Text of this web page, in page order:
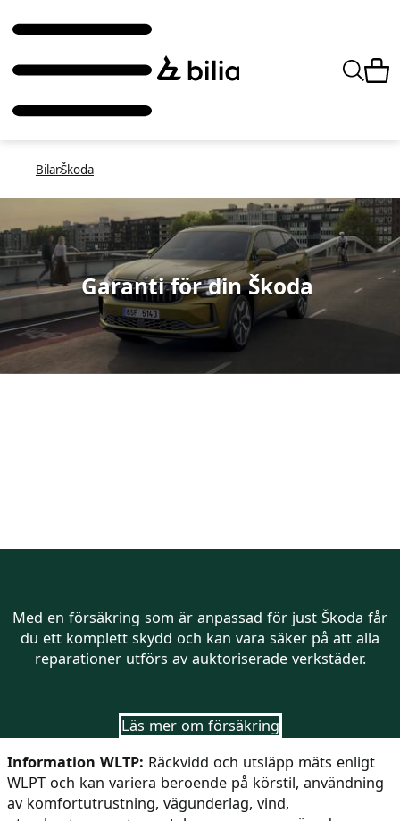
BilarŠkoda
Garanti för din Škoda
Med en försäkring som är anpassad för just Škoda får
du ett komplett skydd och kan vara säker på att alla
reparationer utförs av auktoriserade verkstäder.
Läs mer om försäkring
Information WLTP: Räckvidd och utsläpp mäts enligt
WLPT och kan variera beroende på körstil, användning
av komfortutrustning, vägunderlag, vind,